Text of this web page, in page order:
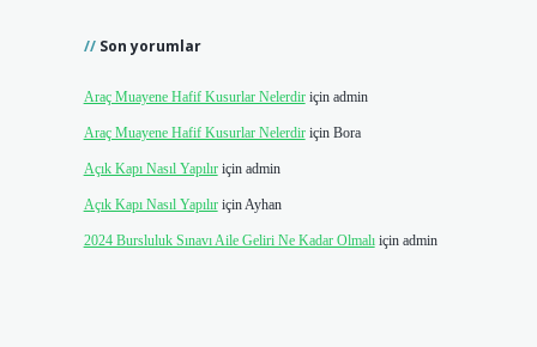
Son yorumlar
Araç Muayene Hafif Kusurlar Nelerdiriçin admin
Araç Muayene Hafif Kusurlar Nelerdiriçin Bora
Açık Kapı Nasıl Yapılıriçin admin
Açık Kapı Nasıl YapılıriçinAyhan
2024 Bursluluk Sınavı Aile Geliri Ne Kadar Olmalıiçin admin